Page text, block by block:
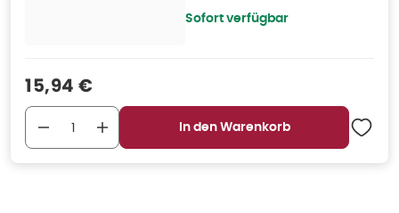
Sofort verfügbar
Verkaufspreis
15,94 €
In den Warenkorb